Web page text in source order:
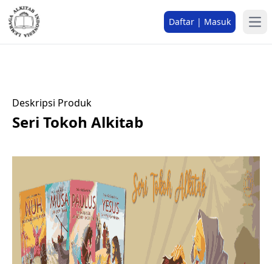
Daftar | Masuk
Deskripsi Produk
Seri Tokoh Alkitab